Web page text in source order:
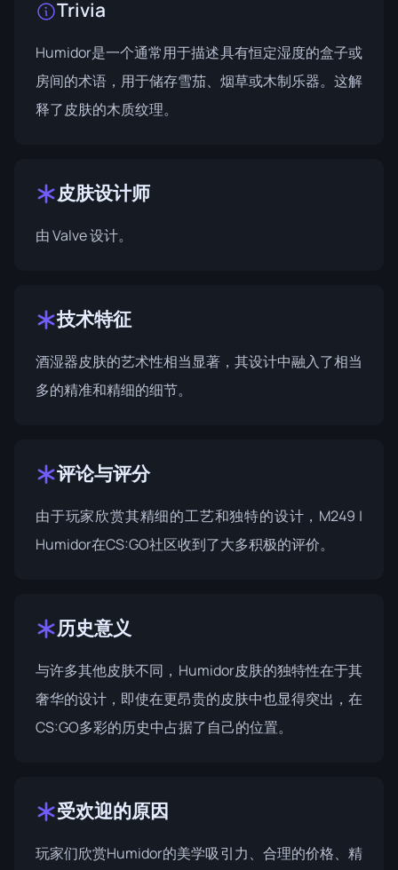
Trivia
Humidor是一个通常用于描述具有恒定湿度的盒子或
房间的术语，用于储存雪茄、烟草或木制乐器。这解
释了皮肤的木质纹理。
皮肤设计师
由Valve设计。
技术特征
酒湿器皮肤的艺术性相当显著，其设计中融入了相当
多的精准和精细的细节。
评论与评分
由于玩家欣赏其精细的工艺和独特的设计，M249 |
Humidor在CS:GO社区收到了大多积极的评价。
历史意义
与许多其他皮肤不同，Humidor皮肤的独特性在于其
奢华的设计，即使在更昂贵的皮肤中也显得突出，在
CS:GO多彩的历史中占据了自己的位置。
受欢迎的原因
玩家们欣赏Humidor的美学吸引力、合理的价格、精